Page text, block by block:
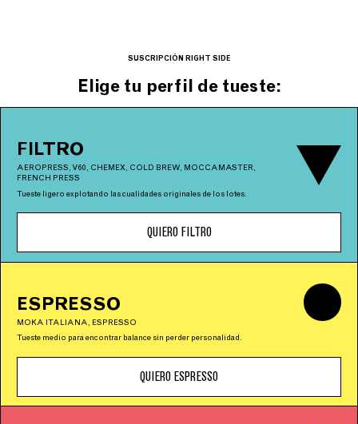
SUSCRIPCIÓN RIGHT SIDE
Elige tu perfil de tueste:
FILTRO
AEROPRESS, V60, CHEMEX, COLD BREW, MOCCAMASTER,
FRENCH PRESS
Tueste ligero explotando las cualidades originales de los lotes.
QUIERO FILTRO
ESPRESSO
MOKA ITALIANA, ESPRESSO
Tueste medio para encontrar balance sin perder personalidad.
QUIERO ESPRESSO